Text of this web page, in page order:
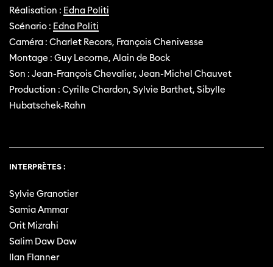
Réalisation : Edna Politi
Scénario : Edna Politi
Caméra : Charlet Recors, François Chenivesse
Montage : Guy Lecorne, Alain de Bock
Son : Jean-François Chevalier, Jean-Michel Chauvet
Production : Cyrille Chardon, Sylvie Barthet, Sibylle
Hubatschek-Rahn
INTERPRÈTES :
Sylvie Granotier
Samia Ammar
Orit Mizrahi
Salim Daw Daw
Ilan Flanner